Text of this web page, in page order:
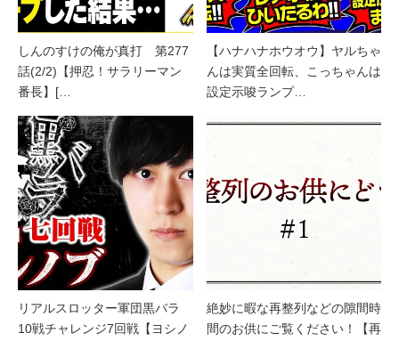
しんのすけの俺が真打 第277
話(2/2)【押忍！サラリーマン
番長】[…
【ハナハナホウオウ】ヤルちゃ
んは実質全回転、こっちゃんは
設定示唆ランプ…
リアルスロッター軍団黒バラ
10戦チャレンジ7回戦【ヨシノ
絶妙に暇な再整列などの隙間時
間のお供にご覧ください！【再